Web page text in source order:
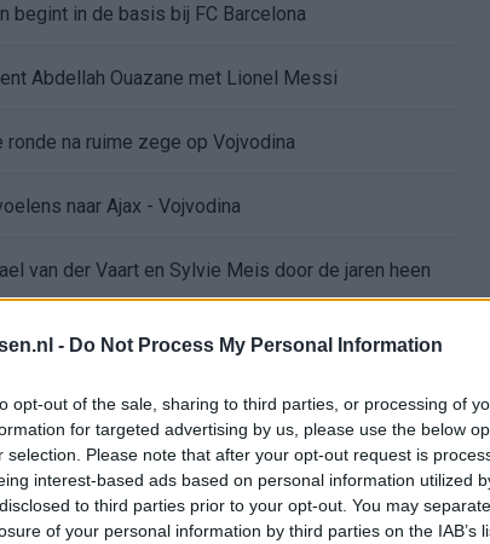
- Do Not Process My Personal Information
opt-out of the sale, sharing to third parties, or processing of
for targeted advertising by us, please use the below
selection. Please note that after your opt-out request is
interest-based ads based on personal information utilized
to third parties prior to your opt-out. You may
of your personal information by third parties on the IAB’s
begint in de basis bij FC Barcelona
Abdellah Ouazane met Lionel Messi
na ruime zege op Vojvodina
naar Ajax - Vojvodina
van der Vaart en Sylvie Meis door de jaren heen
Ajax en FC Twente in Europa
"Kampioen met Jong Ajax"
geschiedenis met rode kaart in WK-finale
League? Dit zijn de belangrijke data